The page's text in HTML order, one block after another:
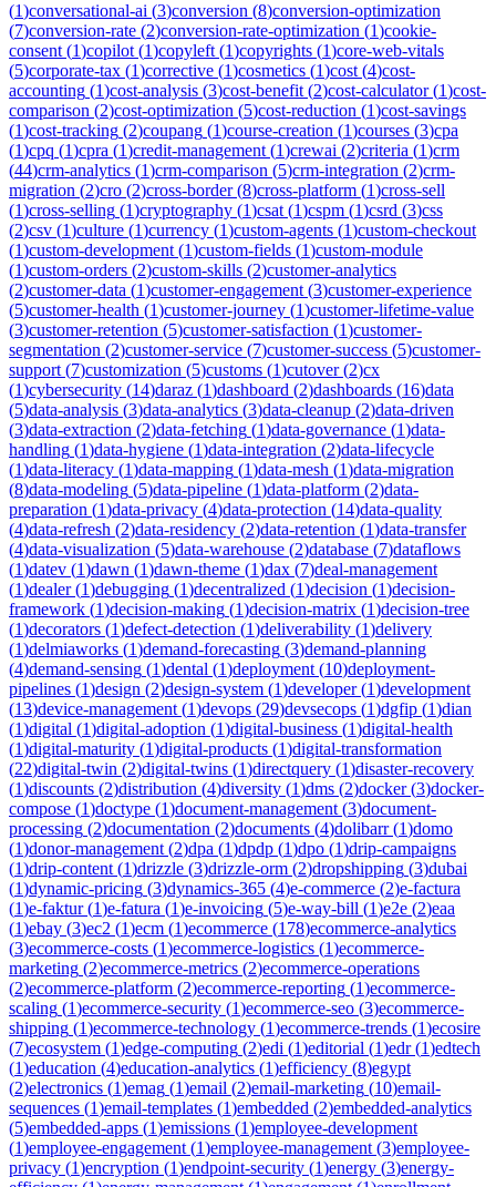
(1)conversational-ai (3)conversion (8)conversion-optimization
(7)conversion-rate (2)conversion-rate-optimization (1)cookie-
consent (1)copilot (1)copyleft (1)copyrights (1)core-web-vitals
(5)corporate-tax (1)corrective (1)cosmetics (1)cost (4)cost-
accounting (1)cost-analysis (3)cost-benefit (2)cost-calculator(1)cost-
comparison (2)cost-optimization (5)cost-reduction (1)cost-savings
(1)cost-tracking (2)coupang (1)course-creation (1)courses (3)cpa
(1)cpq (1)cpra (1)credit-management (1)crewai (2)criteria (1)crm
(44)crm-analytics (1)crm-comparison (5)crm-integration (2)crm-
migration (2)cro (2)cross-border(8)cross-platform (1)cross-sell
(1)cross-selling (1)cryptography (1)csat (1)cspm (1)csrd (3)css
(2)csv (1)culture (1)currency (1)custom-agents (1)custom-checkout
(1)custom-development (1)custom-fields (1)custom-module
(1)custom-orders (2)custom-skills (2)customer-analytics
(2)customer-data (1)customer-engagement (3)customer-experience
(5)customer-health (1)customer-journey (1)customer-lifetime-value
(3)customer-retention (5)customer-satisfaction (1)customer-
segmentation (2)customer-service (7)customer-success (5)customer-
support (7)customization (5)customs (1)cutover(2)cx
(1)cybersecurity (14)daraz (1)dashboard (2)dashboards (16)data
(5)data-analysis (3)data-analytics (3)data-cleanup (2)data-driven
(3)data-extraction (2)data-fetching (1)data-governance (1)data-
handling (1)data-hygiene (1)data-integration (2)data-lifecycle
(1)data-literacy (1)data-mapping (1)data-mesh (1)data-migration
(8)data-modeling (5)data-pipeline (1)data-platform (2)data-
preparation (1)data-privacy (4)data-protection (14)data-quality
(4)data-refresh (2)data-residency (2)data-retention (1)data-transfer
(4)data-visualization (5)data-warehouse (2)database (7)dataflows
(1)datev (1)dawn (1)dawn-theme (1)dax (7)deal-management
(1)dealer(1)debugging (1)decentralized (1)decision (1)decision-
framework (1)decision-making (1)decision-matrix (1)decision-tree
(1)decorators (1)defect-detection (1)deliverability (1)delivery
(1)delmiaworks (1)demand-forecasting (3)demand-planning
(4)demand-sensing (1)dental (1)deployment (10)deployment-
pipelines (1)design (2)design-system (1)developer(1)development
(13)device-management (1)devops (29)devsecops (1)dgfip (1)dian
(1)digital (1)digital-adoption (1)digital-business (1)digital-health
(1)digital-maturity (1)digital-products (1)digital-transformation
(22)digital-twin (2)digital-twins (1)directquery (1)disaster-recovery
(1)discounts (2)distribution (4)diversity (1)dms (2)docker(3)docker-
compose (1)doctype (1)document-management (3)document-
processing (2)documentation (2)documents (4)dolibarr(1)domo
(1)donor-management (2)dpa (1)dpdp (1)dpo (1)drip-campaigns
(1)drip-content (1)drizzle (3)drizzle-orm (2)dropshipping (3)dubai
(1)dynamic-pricing (3)dynamics-365 (4)e-commerce (2)e-factura
(1)e-faktur(1)e-fatura (1)e-invoicing (5)e-way-bill (1)e2e (2)eaa
(1)ebay (3)ec2 (1)ecm (1)ecommerce (178)ecommerce-analytics
(3)ecommerce-costs (1)ecommerce-logistics (1)ecommerce-
marketing (2)ecommerce-metrics (2)ecommerce-operations
(2)ecommerce-platform (2)ecommerce-reporting (1)ecommerce-
scaling (1)ecommerce-security (1)ecommerce-seo (3)ecommerce-
shipping (1)ecommerce-technology (1)ecommerce-trends (1)ecosire
(7)ecosystem (1)edge-computing (2)edi (1)editorial (1)edr(1)edtech
(1)education (4)education-analytics (1)efficiency (8)egypt
(2)electronics (1)emag (1)email (2)email-marketing (10)email-
sequences (1)email-templates (1)embedded (2)embedded-analytics
(5)embedded-apps (1)emissions (1)employee-development
(1)employee-engagement (1)employee-management (3)employee-
privacy (1)encryption (1)endpoint-security (1)energy (3)energy-